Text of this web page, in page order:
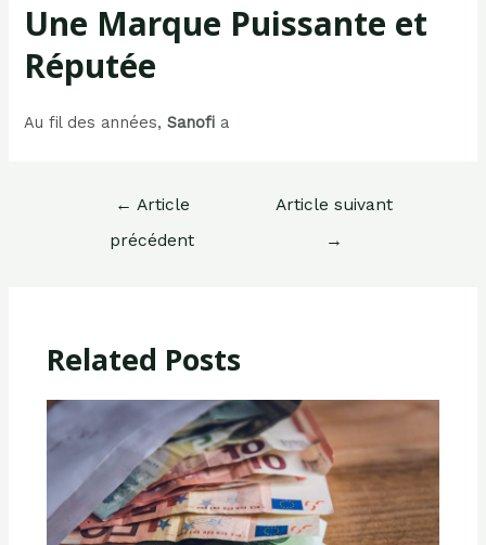
Une Marque Puissante et
Réputée
Au fil des années,Sanofi a
← Article
précédent
Article suivant
→
Related Posts